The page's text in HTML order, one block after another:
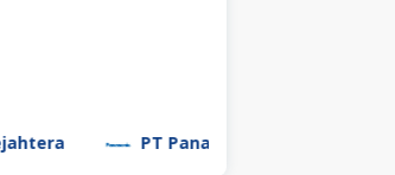
PT Panasonic Manufacturing